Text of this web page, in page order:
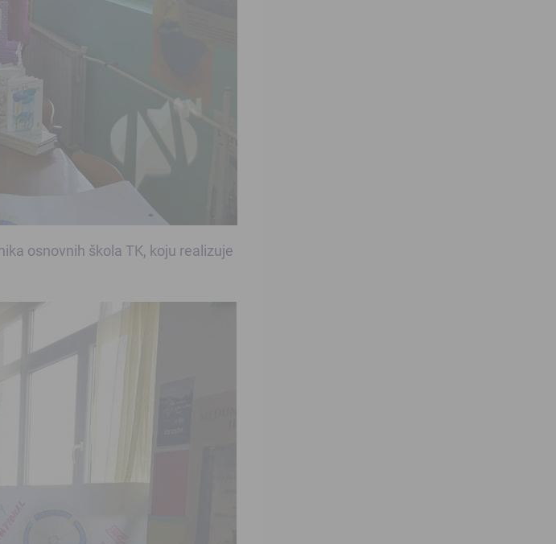
osnovnih škola TK, koju realizuje